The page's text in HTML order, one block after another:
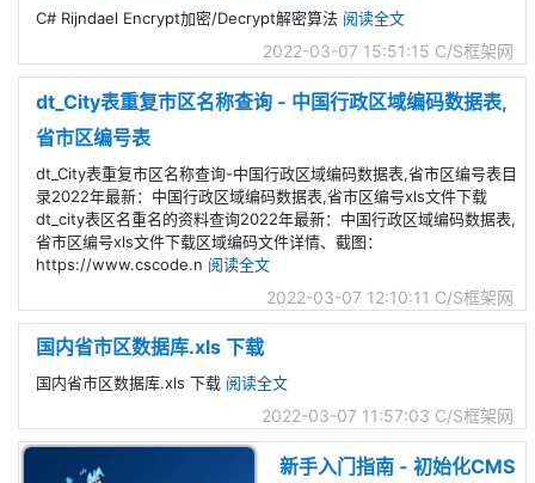
C# Rijndael Encrypt加密/Decrypt解密算法 阅读全文
2022-03-07 15:51:15 C/S框架网
dt_City表重复市区名称查询 - 中国行政区域编码数据表,
省市区编号表
dt_City表重复市区名称查询-中国行政区域编码数据表,省市区编号表目
录2022年最新：中国行政区域编码数据表,省市区编号xls文件下载
dt_city表区名重名的资料查询2022年最新：中国行政区域编码数据表,
省市区编号xls文件下载区域编码文件详情、截图：
https://www.cscode.n 阅读全文
2022-03-07 12:10:11 C/S框架网
国内省市区数据库.xls 下载
国内省市区数据库.xls 下载 阅读全文
2022-03-07 11:57:03 C/S框架网
新手入门指南 - 初始化CMS